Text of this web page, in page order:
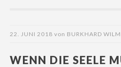
22. JUNI 2018 von BURKHARD WILM
WENN DIE SEELE